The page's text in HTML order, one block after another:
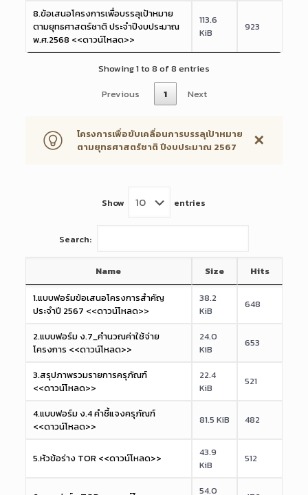
8.ข้อเสนอโครงการเพื่อบรรลุเป้าหมาย
ตามยุทธศาสตร์ชาติ ประจำปีงบประมาณ
พ.ศ.2568 <<ดาวน์โหลด>>
113.6
KiB
923
Showing 1 to 8 of 8 entries
Previous
1 Next
โครงการเพื่อขับเคลื่อนการบรรลุเป้าหมาย
ตามยุทธศาสตร์ชาติ ปีงบประมาณ 2567
✕
Show entries
Search:
Name Size Hits
1.แบบฟอร์มข้อเสนอโครงการสำคัญ
ประจำปี 2567 <<ดาวน์โหลด>>
38.2
KiB
648
2.แบบฟอร์ม ง.7_คำนวณค่าใช้จ่าย
โครงการ <<ดาวน์โหลด>>
24.0
KiB
653
3.สรุปภาพรวมรายการครุภัณฑ์
<<ดาวน์โหลด>>
22.4
KiB
521
4.แบบฟอร์ม ง.4 คำชี้แจงครุภัณฑ์
<<ดาวน์โหลด>>
81.5 KiB 482
5.หัวข้อร่าง TOR <<ดาวน์โหลด>>
43.9
KiB
512
54.0